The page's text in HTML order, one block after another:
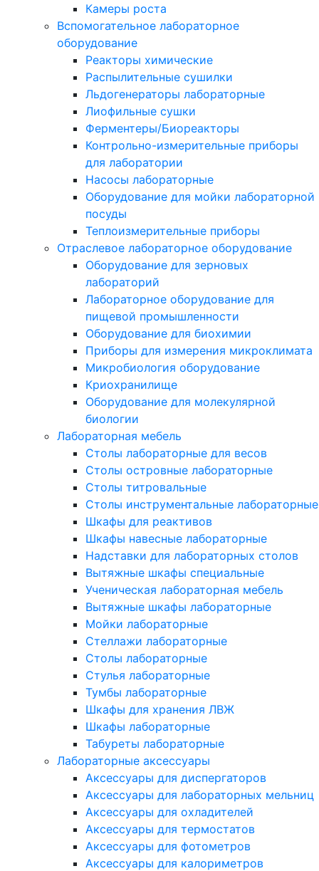
Камеры роста
Вспомогательное лабораторное
оборудование
Реакторы химические
Распылительные сушилки
Льдогенераторы лабораторные
Лиофильные сушки
Ферментеры/Биореакторы
Контрольно-измерительные приборы
для лаборатории
Насосы лабораторные
Оборудование для мойки лабораторной
посуды
Теплоизмерительные приборы
Отраслевое лабораторное оборудование
Оборудование для зерновых
лабораторий
Лабораторное оборудование для
пищевой промышленности
Оборудование для биохимии
Приборы для измерения микроклимата
Микробиология оборудование
Криохранилище
Оборудование для молекулярной
биологии
Лабораторная мебель
Столы лабораторные для весов
Столы островные лабораторные
Столы титровальные
Столы инструментальные лабораторные
Шкафы для реактивов
Шкафы навесные лабораторные
Надставки для лабораторных столов
Вытяжные шкафы специальные
Ученическая лабораторная мебель
Вытяжные шкафы лабораторные
Мойки лабораторные
Стеллажи лабораторные
Столы лабораторные
Стулья лабораторные
Тумбы лабораторные
Шкафы для хранения ЛВЖ
Шкафы лабораторные
Табуреты лабораторные
Лабораторные аксессуары
Аксессуары для диспергаторов
Аксессуары для лабораторных мельниц
Аксессуары для охладителей
Аксессуары для термостатов
Аксессуары для фотометров
Аксессуары для калориметров